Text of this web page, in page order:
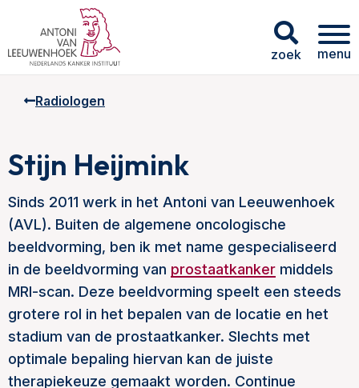
zoek menu
Radiologen
Stijn Heijmink
Sinds 2011 werk in het Antoni van Leeuwenhoek
(AVL). Buiten de algemene oncologische
beeldvorming, ben ik met name gespecialiseerd
in de beeldvorming van prostaatkanker middels
MRI-scan. Deze beeldvorming speelt een steeds
grotere rol in het bepalen van de locatie en het
stadium van de prostaatkanker. Slechts met
optimale bepaling hiervan kan de juiste
therapiekeuze gemaakt worden. Continue